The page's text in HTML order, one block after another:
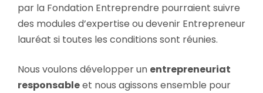
par la Fondation Entreprendre pourraient suivre
des modules d’expertise ou devenir Entrepreneur
lauréat si toutes les conditions sont réunies.
Nous voulons développer un entrepreneuriat
responsableet nous agissons ensemble pour